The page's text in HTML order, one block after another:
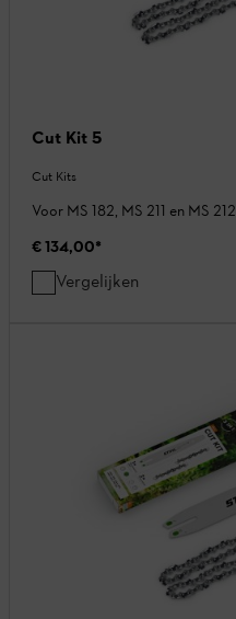
Cut Kit 5
Cut Kits
Voor MS 182, MS 211 en MS 212
€ 134,00*
Vergelijken